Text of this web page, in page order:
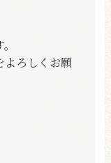
よろしくお願